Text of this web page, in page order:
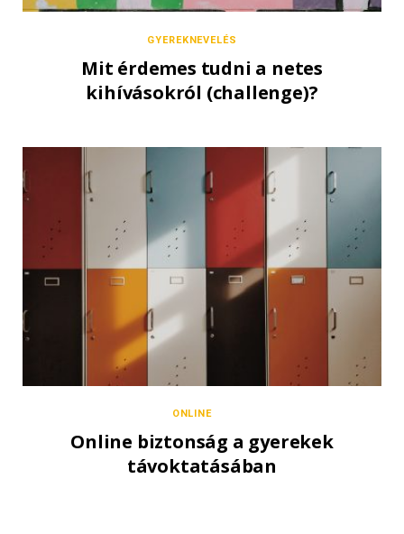
GYEREKNEVELÉS
Mit érdemes tudni a netes
kihívásokról (challenge)?
ONLINE
Online biztonság a gyerekek
távoktatásában